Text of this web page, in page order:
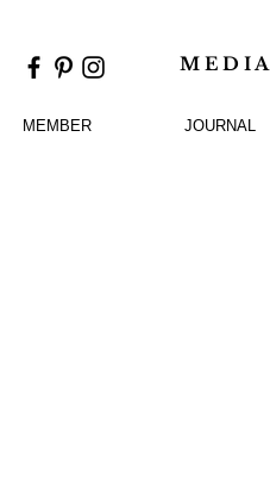
M E D I A
MEMBER JOURNAL